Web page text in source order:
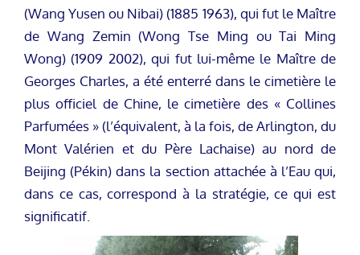
(Wang Yusen ou Nibai) (1885 1963), qui fut le Maître
de Wang Zemin (Wong Tse Ming ou Tai Ming
Wong) (1909 2002), qui fut lui-même le Maître de
Georges Charles, a été enterré dans le cimetière le
plus officiel de Chine, le cimetière des « Collines
Parfumées » (l’équivalent, à la fois, de Arlington, du
Mont Valérien et du Père Lachaise) au nord de
Beijing (Pékin) dans la section attachée à l’Eau qui,
dans ce cas, correspond à la stratégie, ce qui est
significatif.